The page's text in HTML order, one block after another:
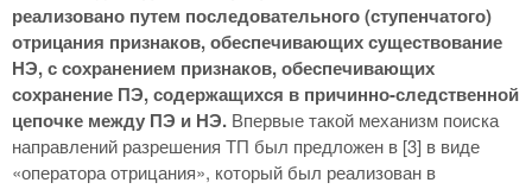
реализовано путем последовательного (ступенчатого)
отрицания признаков, обеспечивающих существование
НЭ, с сохранением признаков, обеспечивающих
сохранение ПЭ, содержащихся в причинно-следственной
цепочке между ПЭ и НЭ. Впервые такой механизм поиска
направлений разрешения ТП был предложен в [3] в виде
«оператора отрицания», который был реализован в